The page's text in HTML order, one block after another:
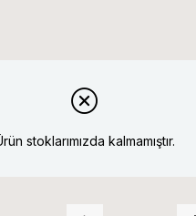
stoklarımızda kalmamıştır.